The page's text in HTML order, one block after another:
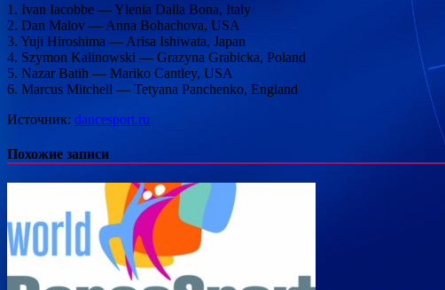
1. Ivan Iacobbe — Ylenia Dalla Bona, Italy
2. Dan Malov — Anna Bohachova, USA
3. Yuji Hiroshima — Arisa Ishiwata, Japan
4. Szymon Kalinowski — Grazyna Grabicka, Poland
5. Nazar Batih — Mariko Cantley, USA
6. Marcus Mitchell — Tetyana Panchenko, England
Источник: dancesport.ru
Похожие записи